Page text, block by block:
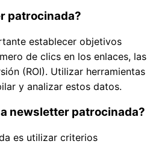
patrocinada?
establecer objetivos
de clics en los enlaces, las
(ROI). Utilizar herramientas
y analizar estos datos.
newsletter patrocinada?
es utilizar criterios